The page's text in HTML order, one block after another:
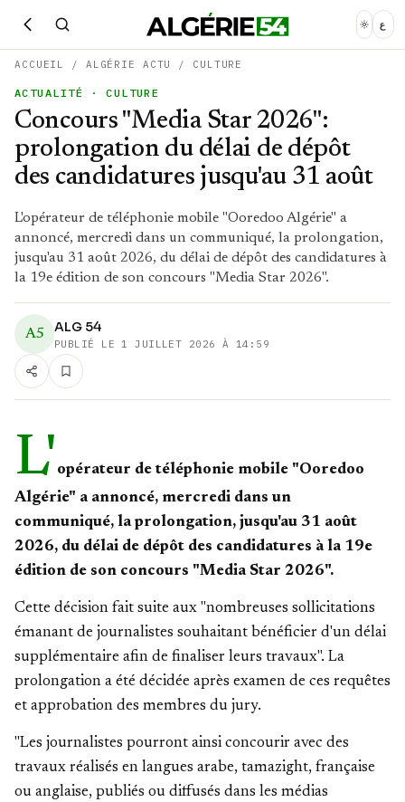
ع
ACCUEIL / ALGÉRIE ACTU / CULTURE
ACTUALITÉ · CULTURE
Concours "Media Star 2026":
prolongation du délai de dépôt
des candidatures jusqu'au 31 août
L'opérateur de téléphonie mobile "Ooredoo Algérie" a
annoncé, mercredi dans un communiqué, la prolongation,
jusqu'au 31 août 2026, du délai de dépôt des candidatures à
la 19e édition de son concours "Media Star 2026".
A5 ALG 54
PUBLIÉ LE 1 JUILLET 2026 À 14:59
L' opérateur de téléphonie mobile "Ooredoo
Algérie" a annoncé, mercredi dans un
communiqué, la prolongation, jusqu'au 31 août
2026, du délai de dépôt des candidatures à la 19e
édition de son concours "Media Star 2026".
Cette décision fait suite aux "nombreuses sollicitations
émanant de journalistes souhaitant bénéficier d'un délai
supplémentaire afin de finaliser leurs travaux". La
prolongation a été décidée après examen de ces requêtes
et approbation des membres du jury.
"Les journalistes pourront ainsi concourir avec des
travaux réalisés en langues arabe, tamazight, française
ou anglaise, publiés ou diffusés dans les médias